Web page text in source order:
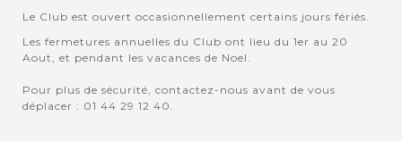
Le Club est ouvert occasionnellement certains jours fériés.
Les fermetures annuelles du Club ont lieu du 1er au 20
Aout, et pendant les vacances de Noel.
Pour plus de sécurité, contactez-nous avant de vous
déplacer : 01 44 29 12 40.